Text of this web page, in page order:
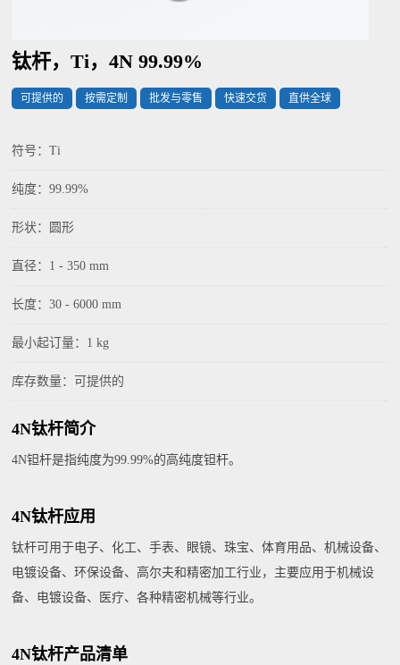
钛杆，Ti，4N 99.99%
可提供的 按需定制 批发与零售 快速交货 直供全球
符号：Ti
纯度：99.99%
形状：圆形
直径：1 - 350 mm
长度：30 - 6000 mm
最小起订量：1 kg
库存数量：可提供的
4N钛杆简介
4N钽杆是指纯度为99.99%的高纯度钽杆。
4N钛杆应用
钛杆可用于电子、化工、手表、眼镜、珠宝、体育用品、机械设备、
电镀设备、环保设备、高尔夫和精密加工行业，主要应用于机械设
备、电镀设备、医疗、各种精密机械等行业。
4N钛杆产品清单